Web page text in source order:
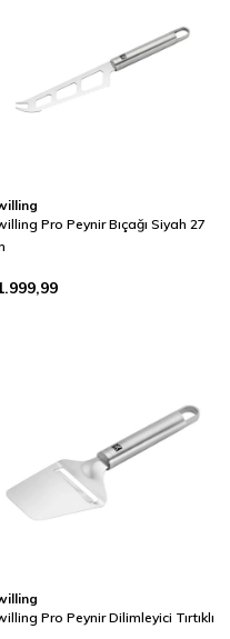
Pro Peynir Bıçağı Siyah 27
Pro Peynir Dilimleyici Tırtıklı